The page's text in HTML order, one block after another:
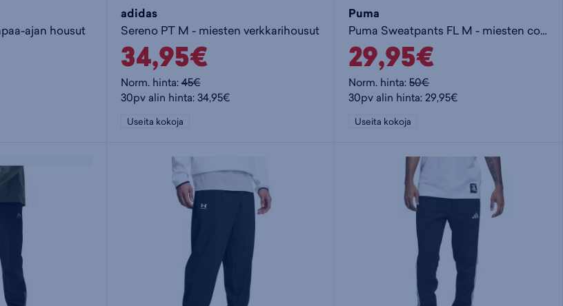
ajan housut
adidas
Sereno PT M - miesten verkkarihousut
34,95€
Norm. hinta:45€
30pv alin hinta: 34,95€
Useita kokoja
Puma
Puma Sweatpants FL M - miesten collegehousut
29,95€
Norm. hinta:50€
30pv alin hinta: 29,95€
Useita kokoja